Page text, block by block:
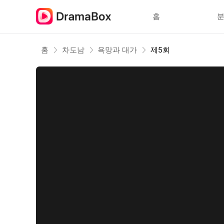
홈
홈 차도남 욕망과 대가 제5회